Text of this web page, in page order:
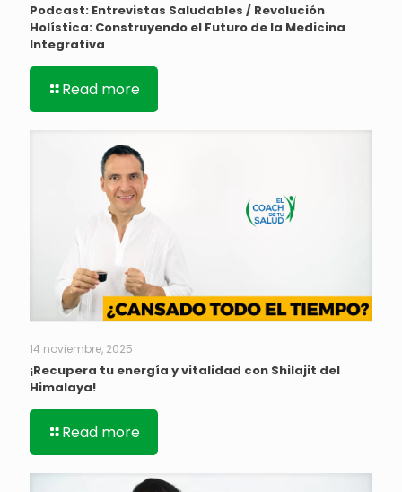
Podcast: Entrevistas Saludables / Revolución
Holística: Construyendo el Futuro de la Medicina
Integrativa
Read more
14 noviembre, 2025
¡Recupera tu energía y vitalidad con Shilajit del
Himalaya!
Read more